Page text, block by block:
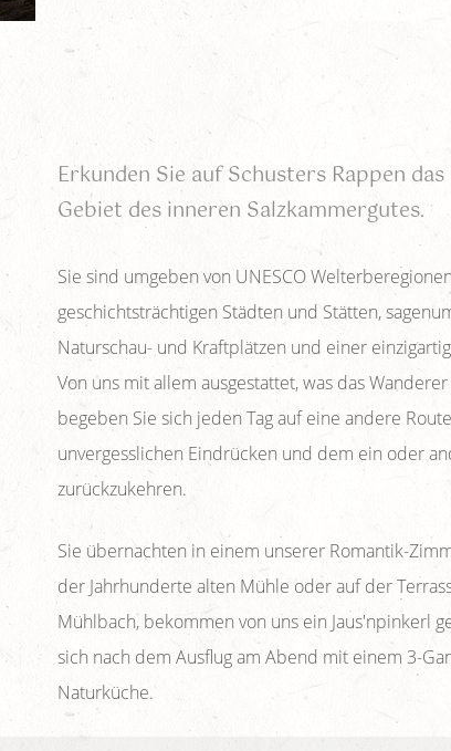
Erkunden Sie auf Schusters Rappen
Gebiet des inneren Salzkammergutes.
Sie sind umgeben von UNESCO
geschichtsträchtigen Städten und Stätten,
Naturschau- und Kraftplätzen und einer
Von uns mit allem ausgestattet, was das
begeben Sie sich jeden Tag auf eine andere
unvergesslichen Eindrücken und dem ein oder
zurückzukehren.
Sie übernachten in einem unserer Romantik-
der Jahrhunderte alten Mühle oder auf der
Mühlbach, bekommen von uns ein Jaus'npinkerl
sich nach dem Ausflug am Abend mit einem 3-
Naturküche.